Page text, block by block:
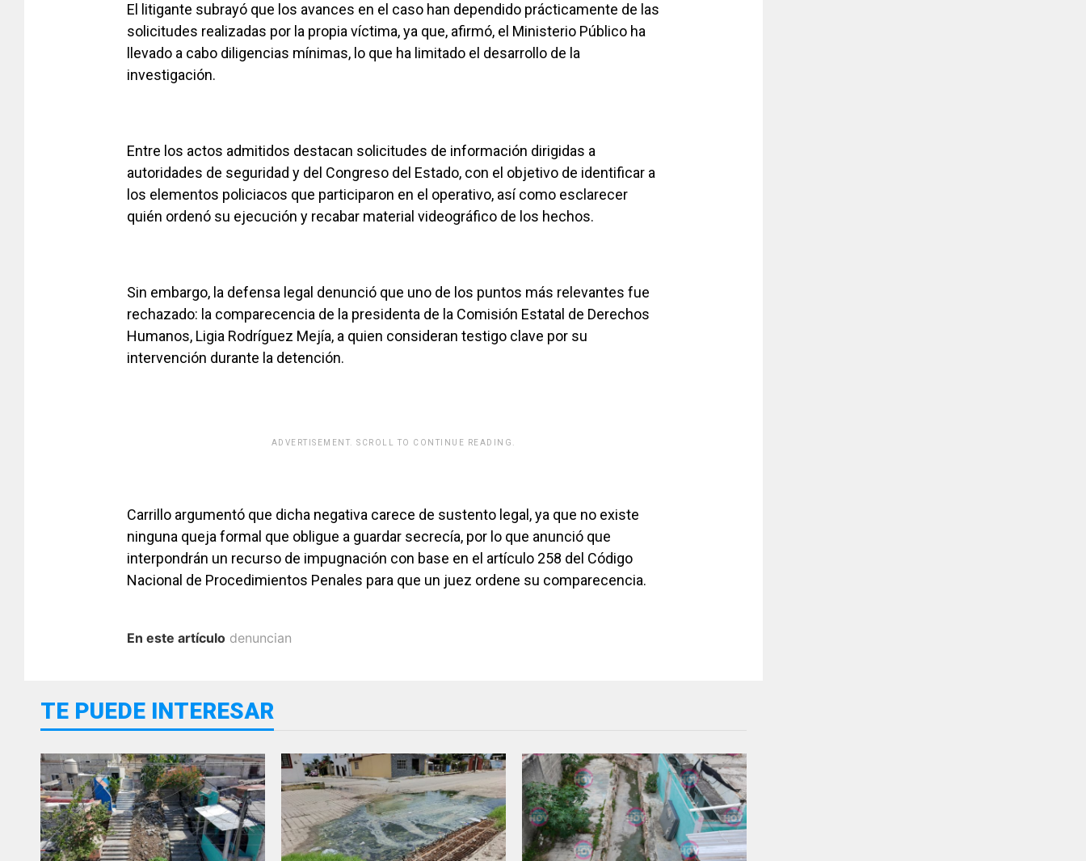
El litigante subrayó que los avances en el caso han dependido prácticamente de las
solicitudes realizadas por la propia víctima, ya que, afirmó, el Ministerio Público ha
llevado a cabo diligencias mínimas, lo que ha limitado el desarrollo de la
investigación.
Entre los actos admitidos destacan solicitudes de información dirigidas a
autoridades de seguridad y del Congreso del Estado, con el objetivo de identificar a
los elementos policiacos que participaron en el operativo, así como esclarecer
quién ordenó su ejecución y recabar material videográfico de los hechos.
Sin embargo, la defensa legal denunció que uno de los puntos más relevantes fue
rechazado: la comparecencia de la presidenta de la Comisión Estatal de Derechos
Humanos, Ligia Rodríguez Mejía, a quien consideran testigo clave por su
intervención durante la detención.
ADVERTISEMENT. SCROLL TO CONTINUE READING.
Carrillo argumentó que dicha negativa carece de sustento legal, ya que no existe
ninguna queja formal que obligue a guardar secrecía, por lo que anunció que
interpondrán un recurso de impugnación con base en el artículo 258 del Código
Nacional de Procedimientos Penales para que un juez ordene su comparecencia.
En este artículo denuncian
TE PUEDE INTERESAR